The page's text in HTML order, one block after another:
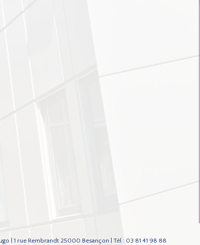
| 1 rue Rembrandt 25000 Besançon | Tél : 03 81 41 98 88